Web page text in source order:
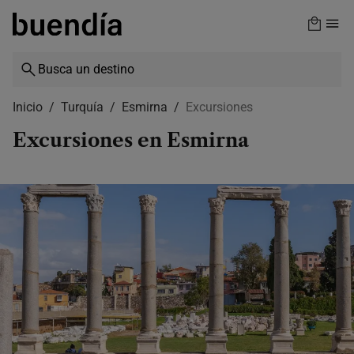
Skip
content
Inicio Turquía Esmirna Excursiones
Excursiones en Esmirna